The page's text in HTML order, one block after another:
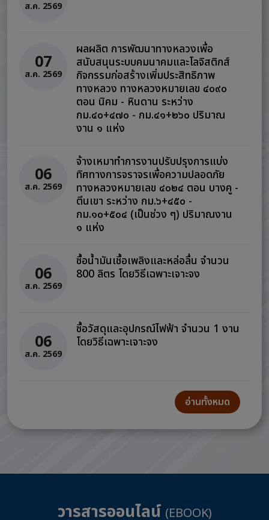
ส.ค. 2569
07
ส.ค. 2569
ผลผลิต การพัฒนาทางหลวงเพื่อ
สนับสนุนระบบคมนาคมและโลจิสติกส์
กิจกรรมก่อสร้างเพิ่มประสิทธิภาพ
ทางหลวง ทางหลวงหมายเลข ๔๐๙๐
ตอน นิคม - หินดาน ระหว่าง
กม.๔๐+๔๗๐ - กม.๔๑+๒๖๐ ปริมาณ
งาน ๑ แห่ง
06
ส.ค. 2569
จ้างเหมาทำการงานปรับปรุงการแบ่ง
ทิศทางการจราจรเพื่อความปลอดภัย
ทางหลวงหมายเลข ๔๐๒๔ ตอน บางคู -
ตีนเขา ระหว่าง กม.๖+๔๕๐ -
กม.๑๐+๕๐๔ (เป็นช่วง ๆ) ปริมาณงาน
๑ แห่ง
06
ส.ค. 2569
ซื้อน้ำมันเชื้อเพลิงและหล่อลื่น จำนวน
800 ลิตร โดยวิธีเฉพาะเจาะจง
06
ส.ค. 2569
ซื้อวัสดุและอุปกรณ์ไฟฟ้า จำนวน 1 งาน
โดยวิธีเฉพาะเจาะจง
อ่านทั้งหมด
วารสารออนไลน์ (EBOOK)